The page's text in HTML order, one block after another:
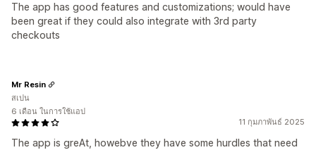
The app has good features and customizations; would have
been great if they could also integrate with 3rd party
checkouts
11 กุมภาพันธ์ 2025
The app is greAt, howebve they have some hurdles that need
Mr Resin
สเปน
6 เดือน ในการใช้แอป